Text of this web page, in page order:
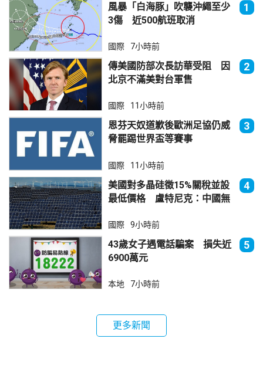
風暴「白海豚」吹襲沖繩至少
3傷 近500航班取消
1
國際 7小時前
傳美國防部次長訪華受阻 因
北京不滿美對台軍售
2
國際 11小時前
恩芬天奴道歉後歐洲足協仍威
脅罷踢世界盃等賽事
3
國際 11小時前
美國對多晶硅徵15%關稅並設
最低價格 盧特尼克：中國無
4
國際 9小時前
43歲女子遇電話騙案 損失近
6900萬元
5
本地 7小時前
更多新聞